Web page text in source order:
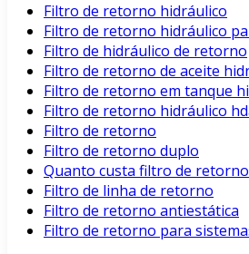
Filtro de retorno hidráulico
Filtro de retorno hidráulico
Filtro de hidráulico de retorno
Filtro de retorno de aceite
Filtro de retorno em tanque
Filtro de retorno hidráulico
Filtro de retorno
Filtro de retorno duplo
Quanto custa filtro de
Filtro de linha de retorno
Filtro de retorno antiestática
Filtro de retorno para